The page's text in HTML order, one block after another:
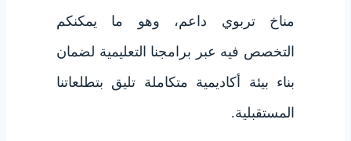
مناخ تربوي داعم، وهو ما يمكنكم
التخصص فيه عبر برامجنا التعليمية لضمان
بناء بيئة أكاديمية متكاملة تليق بتطلعاتنا
المستقبلية.